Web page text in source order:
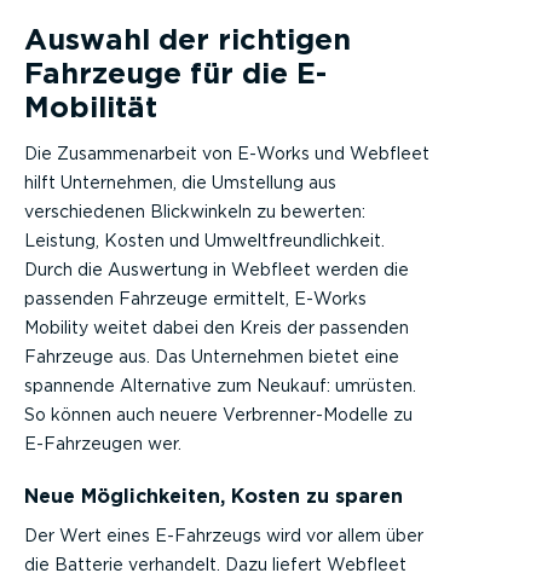
Auswahl der richtigen
Fahrzeuge für die E-
Mobilität
Die Zusammenarbeit von E-Works und Webfleet
hilft Unternehmen, die Umstellung aus
verschiedenen Blickwinkeln zu bewerten:
Leistung, Kosten und Umweltfreundlichkeit.
Durch die Auswertung in Webfleet werden die
passenden Fahrzeuge ermittelt, E-Works
Mobility weitet dabei den Kreis der passenden
Fahrzeuge aus. Das Unternehmen bietet eine
spannende Alternative zum Neukauf: umrüsten.
So können auch neuere Verbrenner-Modelle zu
E-Fahrzeugen wer.
Neue Möglichkeiten, Kosten zu sparen
Der Wert eines E-Fahrzeugs wird vor allem über
die Batterie verhandelt. Dazu liefert Webfleet